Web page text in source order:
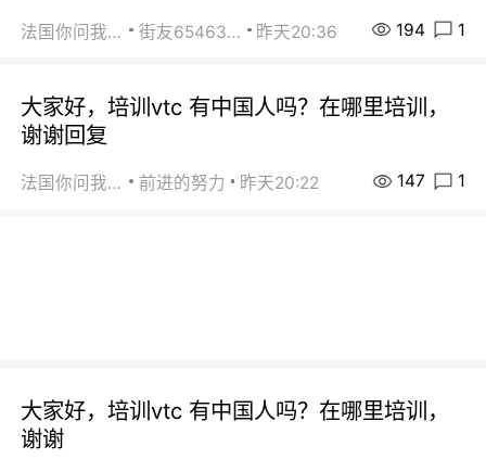
法国你问我答 街友65463281 昨天20:36 194 1
大家好，培训vtc 有中国人吗？在哪里培训，
谢谢回复
法国你问我答 前进的努力 昨天20:22 147 1
大家好，培训vtc 有中国人吗？在哪里培训，
谢谢